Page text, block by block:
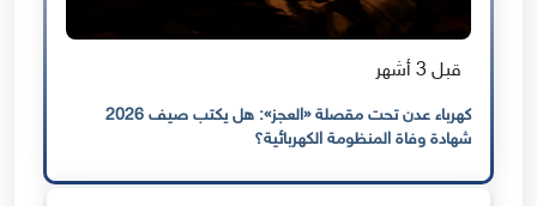
قبل 3 أشهر
كهرباء عدن تحت مقصلة «العجز»: هل يكتب صيف 2026
شهادة وفاة المنظومة الكهربائية؟